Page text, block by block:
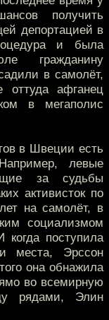
получить
депортацией в
и была
гражданину
в самолёт,
оттуда афганец
в мегаполис
в Швеции есть
левые
за судьбы
активисток по
на самолёт, в
социализмом
когда поступила
места, Эрссон
она обнажила
во всемирную
рядами, Элин